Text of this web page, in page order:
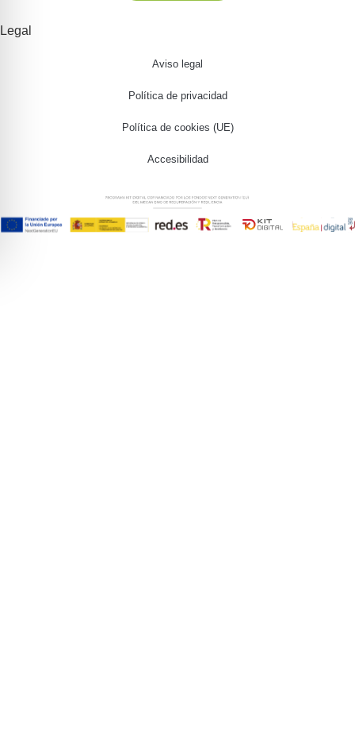
Legal
Aviso legal
Política de privacidad
Política de cookies (UE)
Accesibilidad